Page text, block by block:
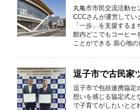
丸亀市市民交流活動セ
CCCさんが運営してい
「一歩」を支援する
館内どこでもコーヒー
ことができる 居心地
逗子市で古民家
逗子市で包括連携協定
想いを感じる協定式と
で子育てがしたいとど